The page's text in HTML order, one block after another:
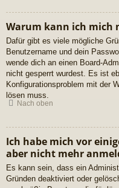
Warum kann ich mich
Dafür gibt es viele mögliche
Benutzername und dein
wende dich an einen Board-
nicht gesperrt wurdest. Es ist
Konfigurationsproblem mit der
lösen muss.
Nach oben
Ich habe mich vor
aber nicht mehr
Es kann sein, dass ein
Gründen deaktiviert oder